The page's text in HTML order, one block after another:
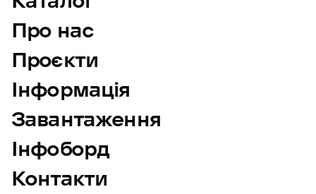
Про нас
Проєкти
Інформація
Завантаження
Інфоборд
Контакти